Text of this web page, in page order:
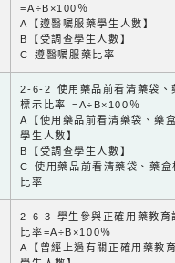
=A÷B×100％
A【遵醫囑服藥學生人數】
B【受調查學生人數】
C 遵醫囑服藥比率
2-6-2 使用藥品前看清藥袋、
標示比率 =A÷B×100％
A【使用藥品前看清藥袋、藥
學生人數】
B【受調查學生人數】
C 使用藥品前看清藥袋、藥盒
比率
2-6-3 學生參與正確用藥教育
比率=A÷B×100％
A【曾經上過有關正確用藥教